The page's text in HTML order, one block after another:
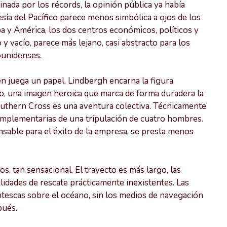
por los récords, la opinión pública ya había
del Pacífico parece menos simbólica a ojos de los
y América, los dos centros económicos, políticos y
vacío, parece más lejano, casi abstracto para los
juega un papel. Lindbergh encarna la figura
imagen heroica que marca de forma duradera la
Cross es una aventura colectiva. Técnicamente
de una tripulación de cuatro hombres.
para el éxito de la empresa, se presta menos
tan sensacional. El trayecto es más largo, las
de rescate prácticamente inexistentes. Las
sobre el océano, sin los medios de navegación